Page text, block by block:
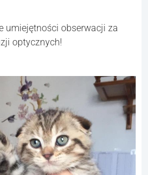
umiejętności obserwacji za
optycznych!